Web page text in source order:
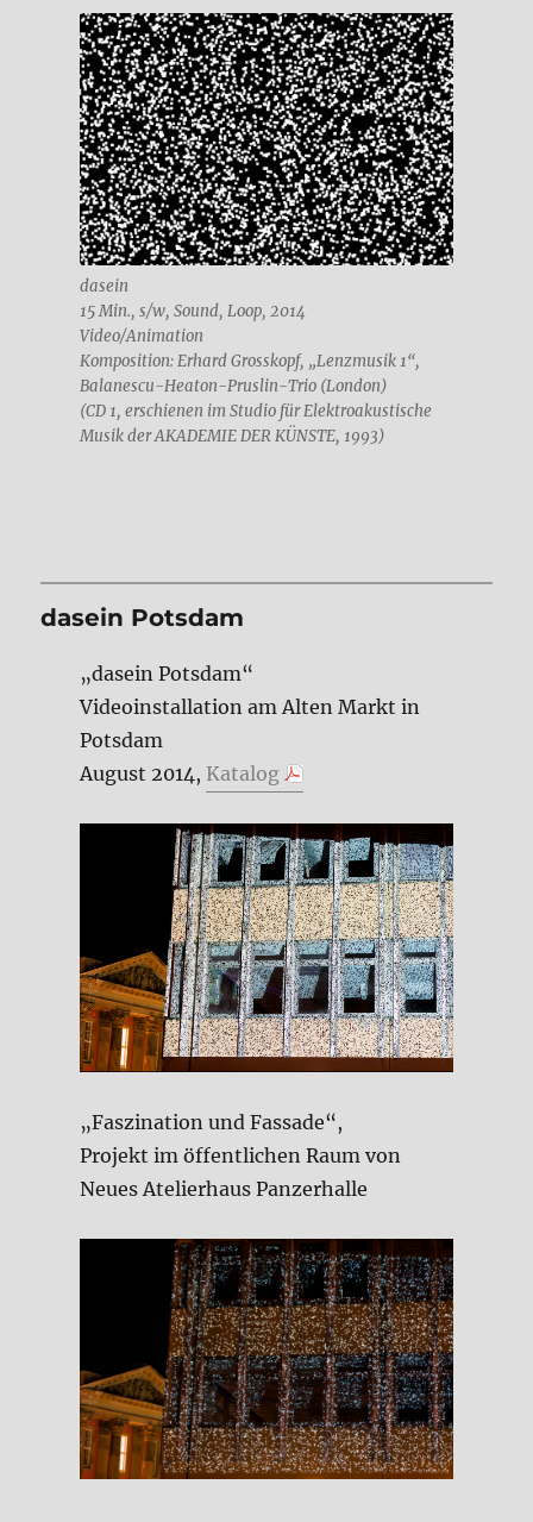
dasein
15 Min., s/w, Sound, Loop, 2014
Video/Animation
Komposition: Erhard Grosskopf, „Lenzmusik 1“,
Balanescu-Heaton-Pruslin-Trio (London)
(CD 1, erschienen im Studio für Elektroakustische
Musik der AKADEMIE DER KÜNSTE, 1993)
dasein Potsdam
„dasein Potsdam“
Videoinstallation am Alten Markt in
Potsdam
August 2014, Katalog
„Faszination und Fassade“,
Projekt im öffentlichen Raum von
Neues Atelierhaus Panzerhalle